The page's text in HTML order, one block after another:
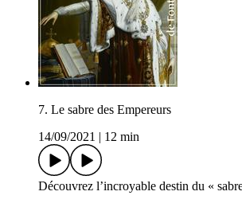
7. Le sabre des Empereurs
14/09/2021
12 min
Découvrez l’incroyable destin du «